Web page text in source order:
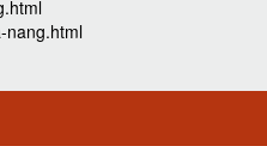
nang.html